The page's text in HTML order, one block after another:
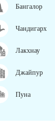
Бангалор
Чандигарх
Лакхнау
Джайпур
Пуна